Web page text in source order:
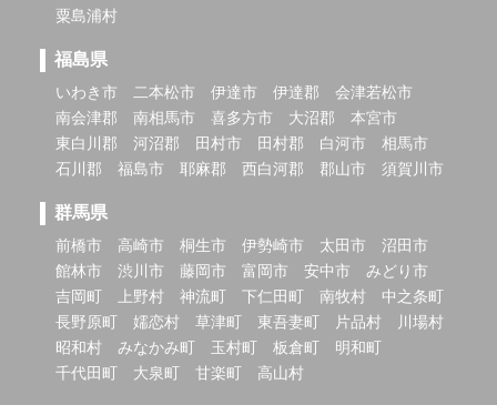
粟島浦村
福島県
いわき市 二本松市 伊達市 伊達郡
会津若松市
南会津郡
南相馬市 喜多方市 大沼郡
本宮市
東白川郡
河沼郡 田村市 田村郡 白河市
相馬市
石川郡
福島市 耶麻郡 西白河郡 郡山市 須賀川市
群馬県
前橋市 高崎市 桐生市 伊勢崎市 太田市
沼田市
館林市
渋川市 藤岡市 富岡市 安中市
みどり市
吉岡町
上野村 神流町 下仁田町 南牧村
中之条町
長野原町
嬬恋村 草津町 東吾妻町 片品村
川場村
昭和村
みなかみ町 玉村町 板倉町
明和町
千代田町
大泉町 甘楽町 高山村